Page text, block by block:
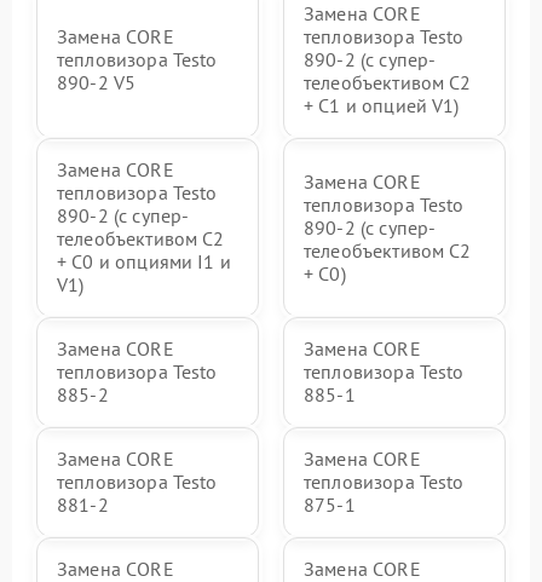
Замена CORE
тепловизора Testo
890-2 V5
Замена CORE
тепловизора Testo
890-2 (c супер-
телеобъективом C2
+ C1 и опцией V1)
Замена CORE
тепловизора Testo
890-2 (c супер-
телеобъективом C2
+ C0 и опциями I1 и
V1)
Замена CORE
тепловизора Testo
890-2 (c супер-
телеобъективом C2
+ C0)
Замена CORE
тепловизора Testo
885-2
Замена CORE
тепловизора Testo
885-1
Замена CORE
тепловизора Testo
881-2
Замена CORE
тепловизора Testo
875-1
Замена CORE
Замена CORE